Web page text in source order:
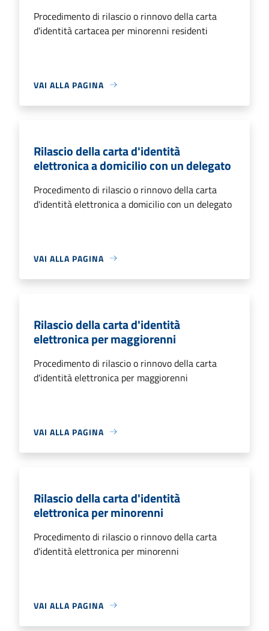
Procedimento di rilascio o rinnovo della carta
d'identità cartacea per minorenni residenti
VAI ALLA PAGINA
Rilascio della carta d'identità
elettronica a domicilio con un delegato
Procedimento di rilascio o rinnovo della carta
d'identità elettronica a domicilio con un delegato
VAI ALLA PAGINA
Rilascio della carta d'identità
elettronica per maggiorenni
Procedimento di rilascio o rinnovo della carta
d'identità elettronica per maggiorenni
VAI ALLA PAGINA
Rilascio della carta d'identità
elettronica per minorenni
Procedimento di rilascio o rinnovo della carta
d'identità elettronica per minorenni
VAI ALLA PAGINA